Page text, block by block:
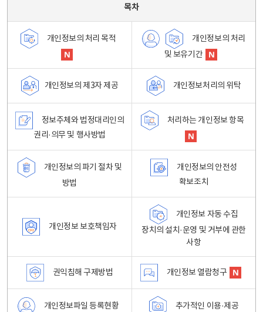
목차
개인정보의 처리 목적
개인정보의 처리
및 보유기간
개인정보의 제3자 제공 개인정보처리의 위탁
정보주체와 법정대리인의
권리·의무 및 행사방법
처리하는 개인정보 항목
개인정보의 파기 절차 및
방법
개인정보의 안전성
확보조치
개인정보 보호책임자
개인정보 자동 수집
장치의 설치·운영 및 거부에 관한
사항
권익침해 구제방법 개인정보 열람청구
개인정보파일 등록현황
추가적인 이용·제공